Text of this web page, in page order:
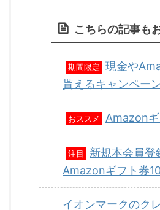
こちらの記事も
期間限定
現金や
貰えるキャンペー
おススメ Amazon
注目
新規本会員登
Amazonギフト券
イオンマークのク